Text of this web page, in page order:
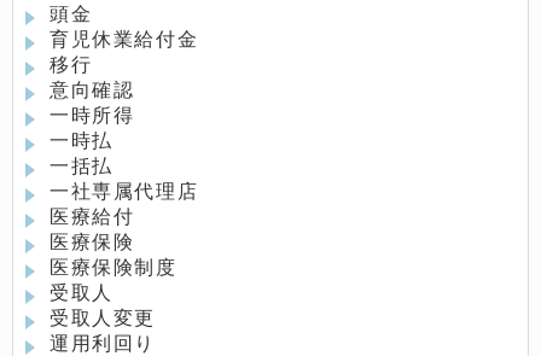
頭金
育児休業給付金
移行
意向確認
一時所得
一時払
一括払
一社専属代理店
医療給付
医療保険
医療保険制度
受取人
受取人変更
運用利回り